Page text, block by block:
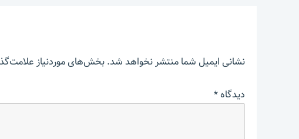
نشانی ایمیل شما منتشر نخواهد شد.بخش‌های موردنیاز
دیدگاه*